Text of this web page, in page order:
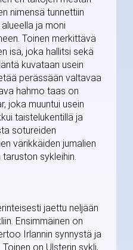
nimensä tunnettiin
ja moni
Toinen merkittävä
isä, joka hallitsi sekä
kuvataan usein
perässään valtavaa
hahmo taas on
joka muuntui usein
taistelukentillä ja
sotureiden
värikkäiden jumalien
sykleihin.
jaettu neljään
Ensimmäinen on
Irlannin synnystä ja
on Ulsterin sykli,